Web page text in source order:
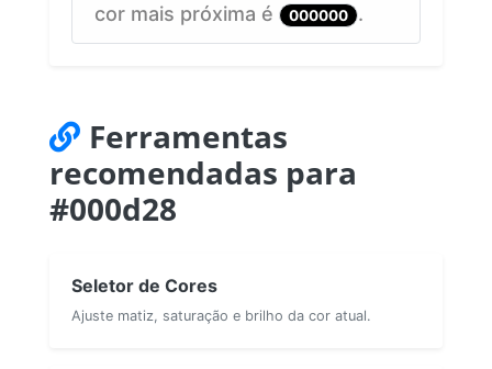
cor mais próxima é
000000 .
Ferramentas
recomendadas para
#000d28
Seletor de Cores
Ajuste matiz, saturação e brilho da cor atual.